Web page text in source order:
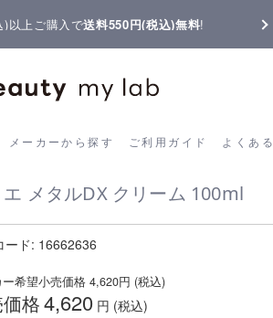
影響によりお届けに遅延が生じております
メーカーから探す ご利用ガイド よくあ
す メーカーから探す ご利用ガイド よ
メタルDX クリーム 100ml
ード: 16662636
ー希望小売価格 4,620円 (税込)
格4,620 円 (税込)